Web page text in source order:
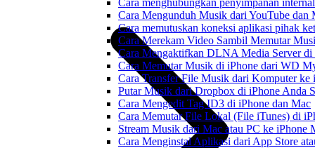
Cara menghubungkan penyimpanan
Cara Mengunduh Musik dari YouTube
Cara memutuskan koneksi aplikasi pihak
Cara Merekam Video Sambil Memutar
Cara Mengaktifkan DLNA Media Server
Cara Memutar Musik di iPhone dari WD
Cara Transfer File Musik dari Komputer
Putar Musik dari Dropbox di iPhone Anda
Cara Mengedit Tag ID3 di iPhone dan Mac
Cara Memutar File Lokal (File iTunes) di
Stream Musik dari Mac atau PC ke iPhone
Cara Menginstal Aplikasi dari App Store